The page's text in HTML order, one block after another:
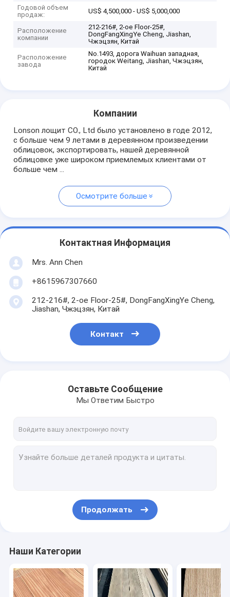
Годовой объем
продаж:
US$ 4,500,000 - US$ 5,000,000
Расположение
компании
212-216#, 2-ое Floor-25#,
DongFangXingYe Cheng, Jiashan,
Чжэцзян, Китай
Расположение
завода
No.1493, дорога Waihuan западная,
городок Weitang, Jiashan, Чжэцзян,
Китай
Компании
Lonson лощит CO., Ltd было установлено в годе 2012,
с больше чем 9 летами в деревянном произведении
облицовок, экспортировать, нашей деревянной
облицовке уже широком приемлемых клиентами от
больше чем ...
Осмотрите больше
Контактная Информация
Mrs. Ann Chen
+8615967307660
212-216#, 2-ое Floor-25#, DongFangXingYe Cheng,
Jiashan, Чжэцзян, Китай
Контакт
Оставьте Сообщение
Мы Ответим Быстро
Продолжать
Наши Категории